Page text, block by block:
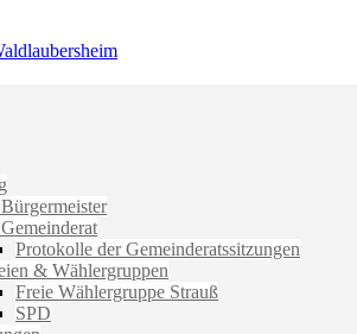
Protokolle der Gemeinderatssitzungen
& Wählergruppen
Freie Wählergruppe Strauß
SPD